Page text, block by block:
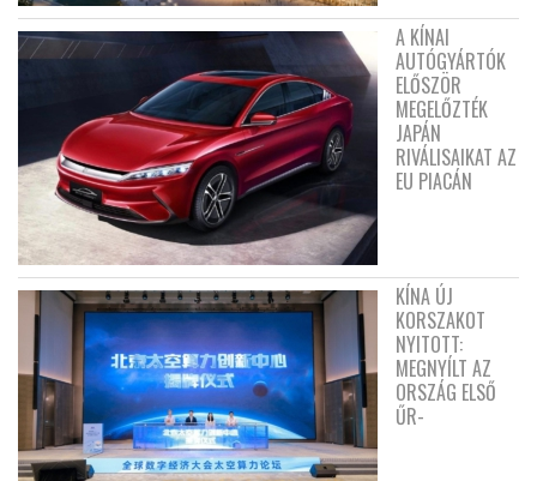
A KÍNAI
AUTÓGYÁRTÓK
ELŐSZÖR
MEGELŐZTÉK
JAPÁN
RIVÁLISAIKAT AZ
EU PIACÁN
KÍNA ÚJ
KORSZAKOT
NYITOTT:
MEGNYÍLT AZ
ORSZÁG ELSŐ
ŰR-